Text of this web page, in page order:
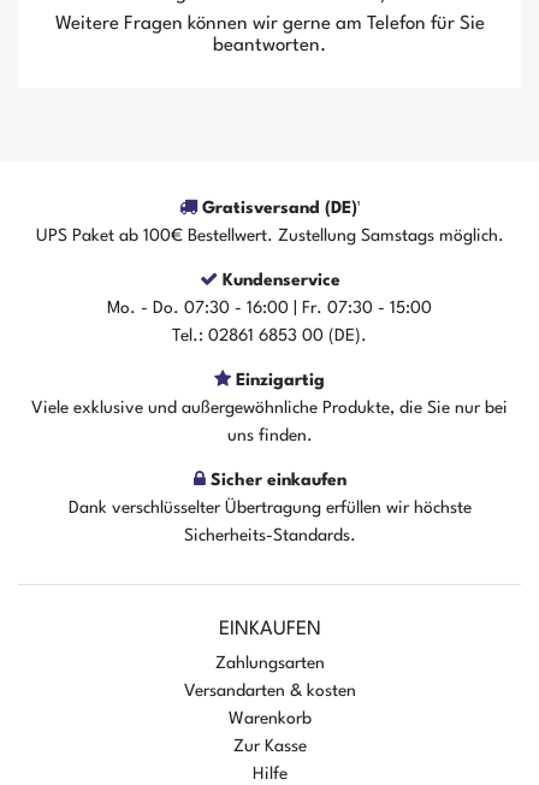
Weitere Fragen können wir gerne am Telefon für Sie
beantworten.
Gratisversand (DE)¹
UPS Paket ab 100€ Bestellwert. Zustellung Samstags möglich.
Kundenservice
Mo. - Do. 07:30 - 16:00 | Fr. 07:30 - 15:00
Tel.: 02861 6853 00 (DE).
Einzigartig
Viele exklusive und außergewöhnliche Produkte, die Sie nur bei
uns finden.
Sicher einkaufen
Dank verschlüsselter Übertragung erfüllen wir höchste
Sicherheits-Standards.
EINKAUFEN
Zahlungsarten
Versandarten & kosten
Warenkorb
Zur Kasse
Hilfe